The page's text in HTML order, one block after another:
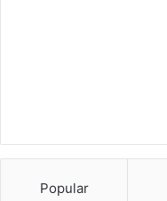
Popular